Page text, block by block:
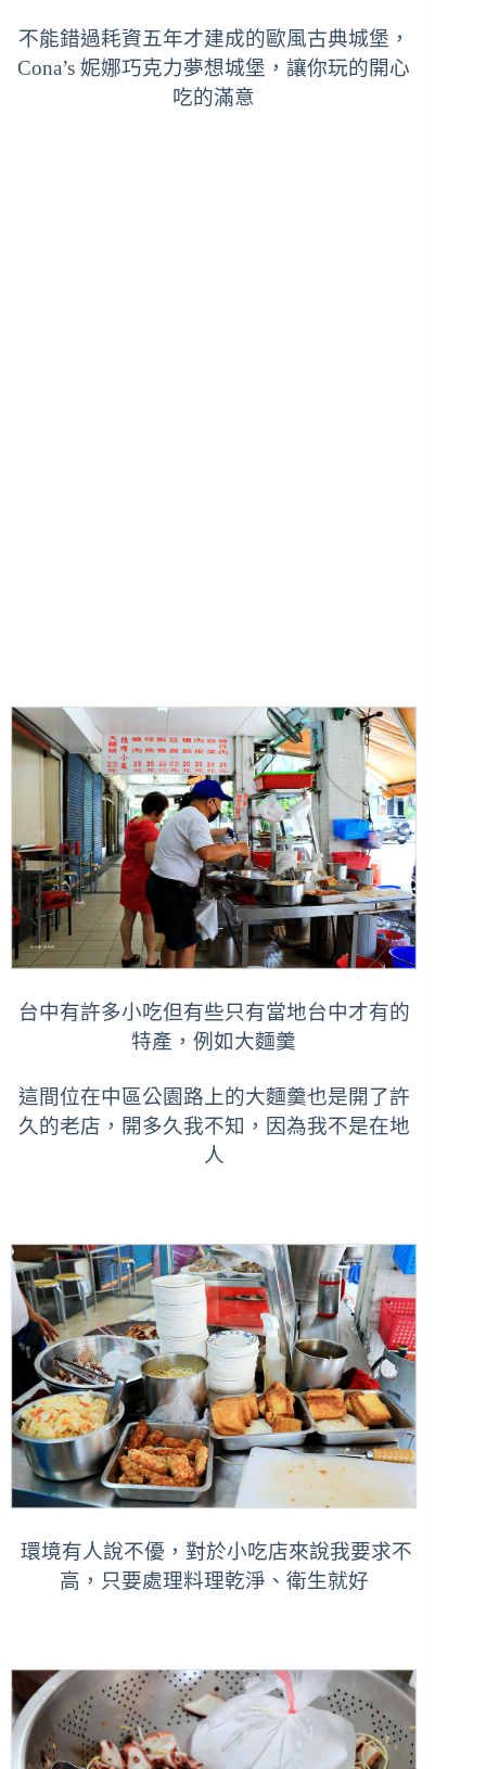
不能錯過耗資五年才建成的歐風古典城堡，
Cona’s 妮娜巧克力夢想城堡，讓你玩的開心
吃的滿意
台中有許多小吃但有些只有當地台中才有的
特產，例如大麵羹
這間位在中區公園路上的大麵羹也是開了許
久的老店，開多久我不知，因為我不是在地
人
環境有人說不優，對於小吃店來說我要求不
高，只要處理料理乾淨、衛生就好